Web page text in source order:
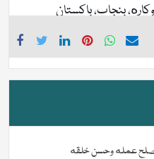
بنجاب، باكستان
صلح عمله وحسن خلقه